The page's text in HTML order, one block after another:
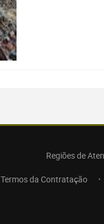
Regiões de
Termos da Contratação